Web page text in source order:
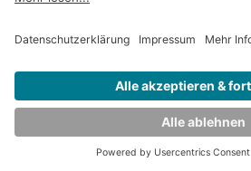
Entwickelt durchJOBIQO